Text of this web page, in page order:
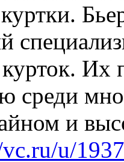
Их
среди
и
u/